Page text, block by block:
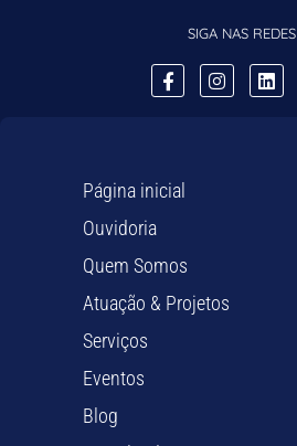
SIGA NAS REDES
Página inicial
Ouvidoria
Quem Somos
Atuação & Projetos
Serviços
Eventos
Blog